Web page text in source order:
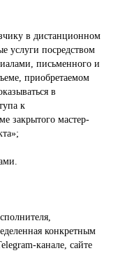
в дистанционном
услуги посредством
письменного и
приобретаемом
в
к
закрытого мастер-
конкретным
канале, сайте